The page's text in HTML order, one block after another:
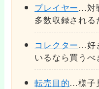
プレイヤー…対
多数収録される
コレクター…好
いるなら買うべ
転売目的…様子